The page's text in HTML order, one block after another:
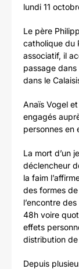
lundi 11
Le père
catholique du
associatif, il
passage
dans le
Anaïs Vogel
engagés
personnes en
La mort d’un
déclencheur
la faim
des formes
l’encontre
48h voire
effets
distribution
Depuis